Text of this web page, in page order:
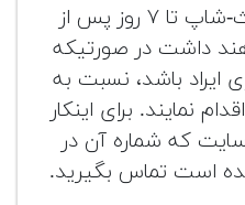
مشتریان فروشگاه مکث-شاپ تا ۷ روز پس از
داشت در صورتیکه
ایراد باشد، نسبت به
نمایند. برای اینکار
که شماره آن در
است تماس بگیرید.